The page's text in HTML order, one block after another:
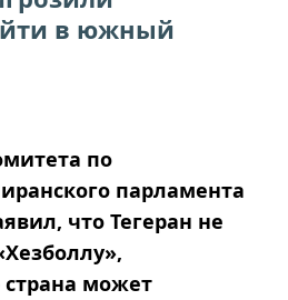
в южный
по
парламента
что Тегеран не
страна может